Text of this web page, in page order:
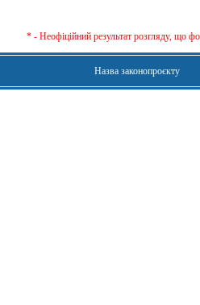
* - Неофіційний результат розгляду, що
Назва законопроєкту